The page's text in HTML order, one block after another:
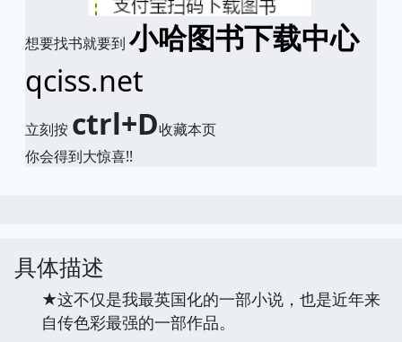
想要找书就要到 小哈图书下载中心
qciss.net
立刻按 ctrl+D收藏本页
你会得到大惊喜!!
具体描述
★这不仅是我最英国化的一部小说，也是近年来
自传色彩最强的一部作品。